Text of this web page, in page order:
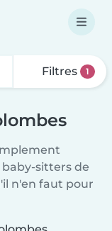
Filtres 1
baby-sitters de
n'en faut pour